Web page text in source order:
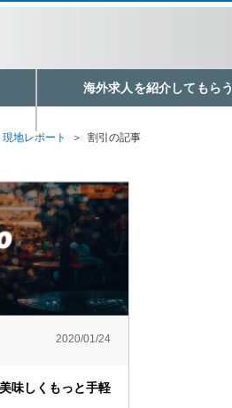
海外求人を紹介してもらう
地レポート ＞ 割引の記事
2020/01/24
味しくもっと手軽